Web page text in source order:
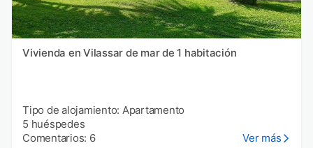
Vivienda en Vilassar de mar de 1 habitación
Tipo de alojamiento: Apartamento
5 huéspedes
Comentarios: 6
Ver más